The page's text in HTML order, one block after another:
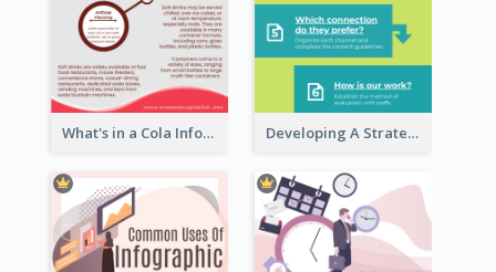
What's in a Cola Infographic Developing A Strategic Marketing Plan Infographic